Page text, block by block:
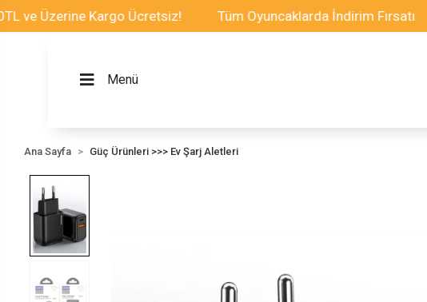
Üzerine Kargo Ücretsiz! Tüm Oyuncaklarda İndirim Fırsatı
Menü
Ana Sayfa Güç Ürünleri >>> Ev Şarj Aletleri